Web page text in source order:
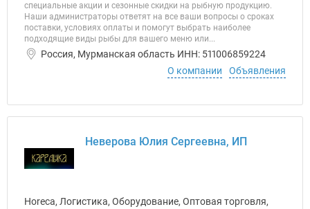
специальные акции и сезонные скидки на рыбную продукцию.
Наши администраторы ответят на все ваши вопросы о сроках
поставки, условиях оплаты и помогут выбрать наиболее
подходящие виды рыбы для вашего меню или...
Россия, Мурманская область ИНН: 511006859224
О компании
Объявления
Неверова Юлия Сергеевна, ИП
Horeca, Логистика, Оборудование, Оптовая торговля,